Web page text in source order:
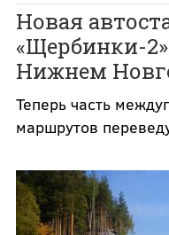
Новая
«Щербинки-
Нижнем
Теперь часть
маршрутов